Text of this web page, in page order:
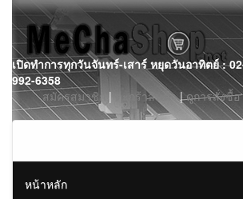
Skip
to
content
เปิดทำการทุกวันจันทร์-เสาร์ หยุดวันอาทิตย์ :
992-6358
สมัครสมาชิก | ตะกร้าสินค้า|ดูการสั่งซื้อ
หน้าหลัก